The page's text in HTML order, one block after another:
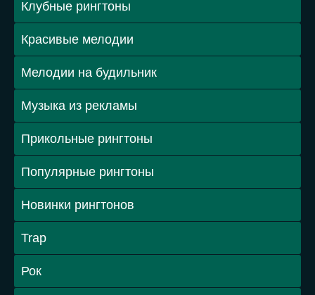
Рингтоны 2018
Рингтоны 2017
Рингтоны 2016
Рингтоны 2015
Веселые рингтоны
Громкие рингтоны
Зарубежные рингтоны
Русские рингтоны
Звонок телефона